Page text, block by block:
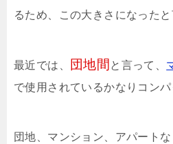
るため、この大きさになったと
最近では、 団地間 と言って、
で使用されているかなりコンパ
団地、マンション、アパート